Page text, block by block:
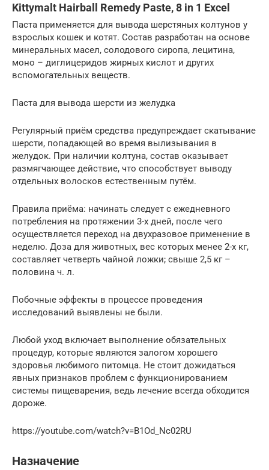
Kittymalt Hairball Remedy Paste, 8 in 1 Excel
Паста применяется для вывода шерстяных колтунов у
взрослых кошек и котят. Состав разработан на основе
минеральных масел, солодового сиропа, лецитина,
моно – диглицеридов жирных кислот и других
вспомогательных веществ.
Паста для вывода шерсти из желудка
Регулярный приём средства предупреждает скатывание
шерсти, попадающей во время вылизывания в
желудок. При наличии колтуна, состав оказывает
размягчающее действие, что способствует выводу
отдельных волосков естественным путём.
Правила приёма: начинать следует с ежедневного
потребления на протяжении 3-х дней, после чего
осуществляется переход на двухразовое применение в
неделю. Доза для животных, вес которых менее 2-х кг,
составляет четверть чайной ложки; свыше 2,5 кг –
половина ч. л.
Побочные эффекты в процессе проведения
исследований выявлены не были.
Любой уход включает выполнение обязательных
процедур, которые являются залогом хорошего
здоровья любимого питомца. Не стоит дожидаться
явных признаков проблем с функционированием
системы пищеварения, ведь лечение всегда обходится
дороже.
https://youtube.com/watch?v=B1Od_Nc02RU
Назначение